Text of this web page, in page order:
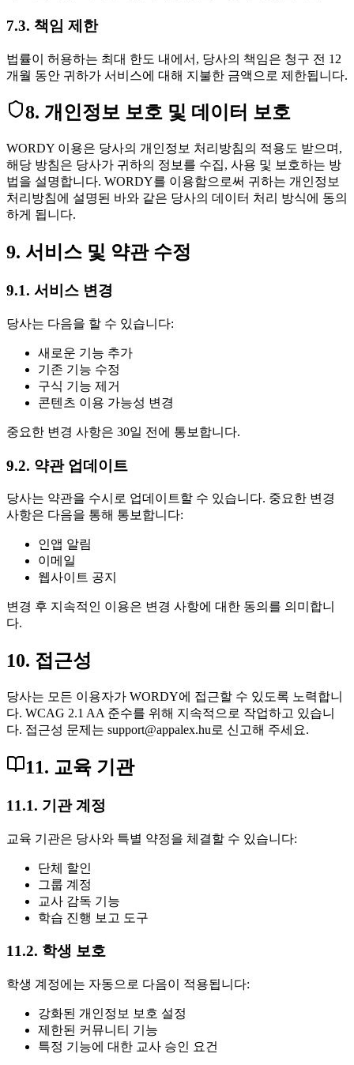
7.3. 책임 제한
법률이 허용하는 최대 한도 내에서, 당사의 책임은 청구 전 12
개월 동안 귀하가 서비스에 대해 지불한 금액으로 제한됩니다.
8. 개인정보 보호 및 데이터 보호
WORDY 이용은 당사의 개인정보 처리방침의 적용도 받으며,
해당 방침은 당사가 귀하의 정보를 수집, 사용 및 보호하는 방
법을 설명합니다. WORDY를 이용함으로써 귀하는 개인정보
처리방침에 설명된 바와 같은 당사의 데이터 처리 방식에 동의
하게 됩니다.
9. 서비스 및 약관 수정
9.1. 서비스 변경
당사는 다음을 할 수 있습니다:
새로운 기능 추가
기존 기능 수정
구식 기능 제거
콘텐츠 이용 가능성 변경
중요한 변경 사항은 30일 전에 통보합니다.
9.2. 약관 업데이트
당사는 약관을 수시로 업데이트할 수 있습니다. 중요한 변경
사항은 다음을 통해 통보합니다:
인앱 알림
이메일
웹사이트 공지
변경 후 지속적인 이용은 변경 사항에 대한 동의를 의미합니
다.
10. 접근성
당사는 모든 이용자가 WORDY에 접근할 수 있도록 노력합니
다. WCAG 2.1 AA 준수를 위해 지속적으로 작업하고 있습니
다. 접근성 문제는 support@appalex.hu로 신고해 주세요.
11. 교육 기관
11.1. 기관 계정
교육 기관은 당사와 특별 약정을 체결할 수 있습니다:
단체 할인
그룹 계정
교사 감독 기능
학습 진행 보고 도구
11.2. 학생 보호
학생 계정에는 자동으로 다음이 적용됩니다:
강화된 개인정보 보호 설정
제한된 커뮤니티 기능
특정 기능에 대한 교사 승인 요건